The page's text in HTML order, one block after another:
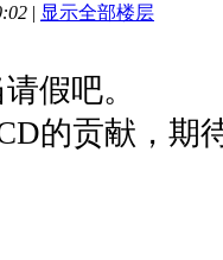
| 显示全部楼层
假吧。
的贡献，期